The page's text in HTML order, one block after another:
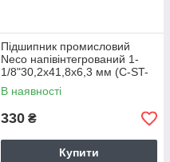
Підшипник промисловий
Neco напівінтегрований 1-
1/8"30,2х41,8х6,3 мм (C-ST-
0076)
В наявності
330 ₴
Купити